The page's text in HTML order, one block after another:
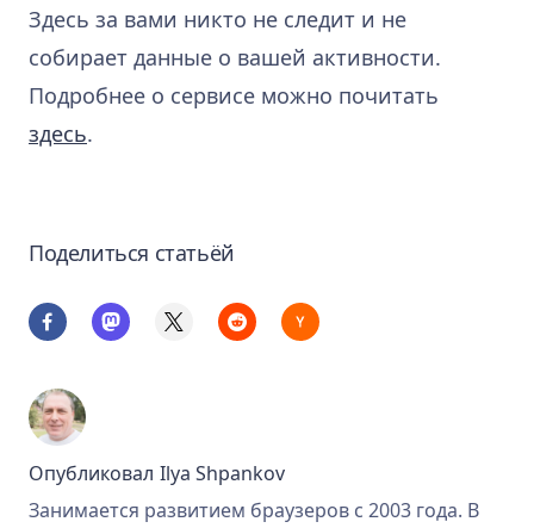
Здесь за вами никто не следит и не
собирает данные о вашей активности.
Подробнее о сервисе можно почитать
здесь.
Поделиться статьёй
Опубликовал Ilya Shpankov
Занимается развитием браузеров с 2003 года. В